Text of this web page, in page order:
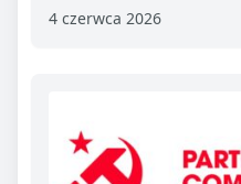
4 czerwca 2026